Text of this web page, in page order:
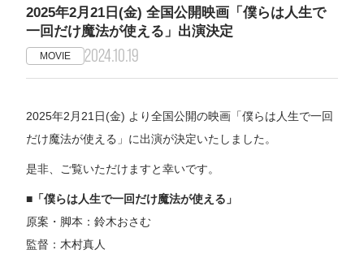
2025年2月21日(金) 全国公開映画「僕らは人生で
一回だけ魔法が使える」出演決定
MOVIE 2024.10.19
2025年2月21日(金) より全国公開の映画「僕らは人生で一回
だけ魔法が使える」に出演が決定いたしました。
是非、ご覧いただけますと幸いです。
■「僕らは人生で一回だけ魔法が使える」
原案・脚本：鈴木おさむ
監督：木村真人